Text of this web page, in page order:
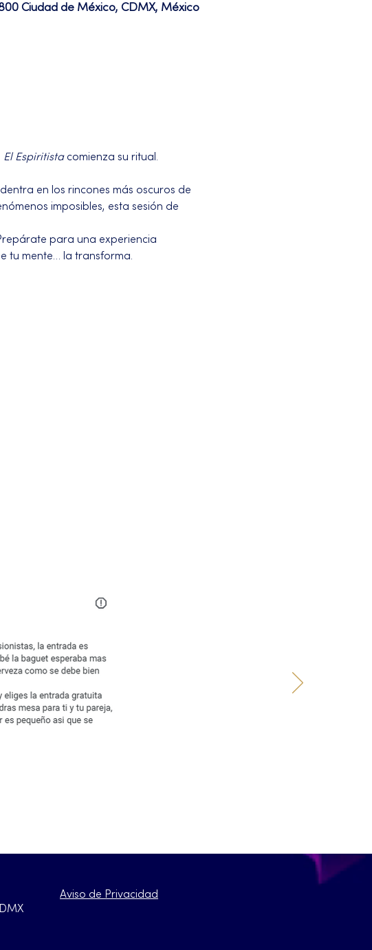
Ciudad de México, CDMX, México
El Espiritista comienza su ritual.
en los rincones más oscuros de
imposibles, esta sesión de
para una experiencia
tu mente… la transforma.
Aviso de Privacidad